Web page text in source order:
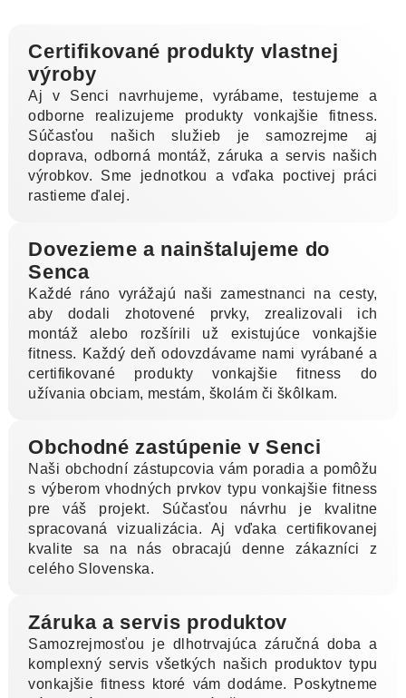
Certifikované produkty vlastnej
výroby
Aj v Senci navrhujeme, vyrábame, testujeme a
odborne realizujeme produkty vonkajšie fitness.
Súčasťou našich služieb je samozrejme aj
doprava, odborná montáž, záruka a servis našich
výrobkov. Sme jednotkou a vďaka poctivej práci
rastieme ďalej.
Dovezieme a nainštalujeme do
Senca
Každé ráno vyrážajú naši zamestnanci na cesty,
aby dodali zhotovené prvky, zrealizovali ich
montáž alebo rozšírili už existujúce vonkajšie
fitness. Každý deň odovzdávame nami vyrábané a
certifikované produkty vonkajšie fitness do
užívania obciam, mestám, školám či škôlkam.
Obchodné zastúpenie v Senci
Naši obchodní zástupcovia vám poradia a pomôžu
s výberom vhodných prvkov typu vonkajšie fitness
pre váš projekt. Súčasťou návrhu je kvalitne
spracovaná vizualizácia. Aj vďaka certifikovanej
kvalite sa na nás obracajú denne zákazníci z
celého Slovenska.
Záruka a servis produktov
Samozrejmosťou je dlhotrvajúca záručná doba a
komplexný servis všetkých našich produktov typu
vonkajšie fitness ktoré vám dodáme. Poskytneme